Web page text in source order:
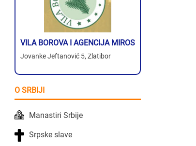
VILA BOROVA I AGENCIJA MIROS
Jovanke Jeftanović 5, Zlatibor
O SRBIJI
Manastiri Srbije
Srpske slave